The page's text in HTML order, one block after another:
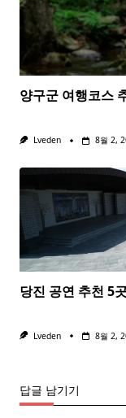
양구군 여행코스
Lveden 8월 2,
당진 공연 추천 5
Lveden 8월 2,
답글 남기기